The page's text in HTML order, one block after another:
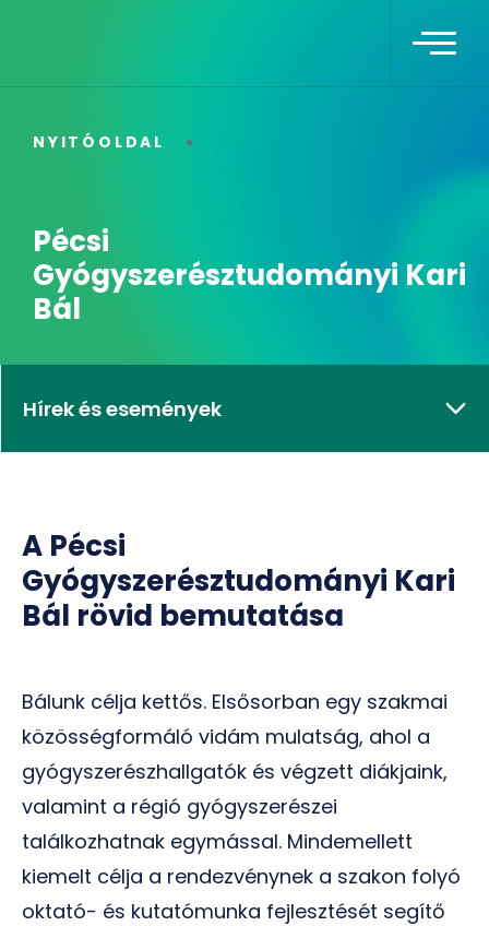
NYITÓOLDAL
Pécsi
Gyógyszerésztudományi Kari
Bál
A Pécsi
Gyógyszerésztudományi Kari
Bál rövid bemutatása
Bálunk célja kettős. Elsősorban egy szakmai
közösségformáló vidám mulatság, ahol a
gyógyszerészhallgatók és végzett diákjaink,
valamint a régió gyógyszerészei
találkozhatnak egymással. Mindemellett
kiemelt célja a rendezvénynek a szakon folyó
oktató- és kutatómunka fejlesztését segítő
Hírek és események